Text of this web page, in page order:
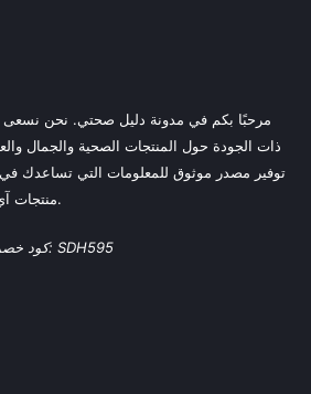
مرحبًا بكم في مدونة دليل صحتي. نحن نسعى
ذات الجودة حول المنتجات الصحية والجمال
توفير مصدر موثوق للمعلومات التي تساعدك
منتجات آي هيرب ومنتجات صحة أخرى.
كود خصم ايهيرب خاص لزوار مدونتنا: SDH595